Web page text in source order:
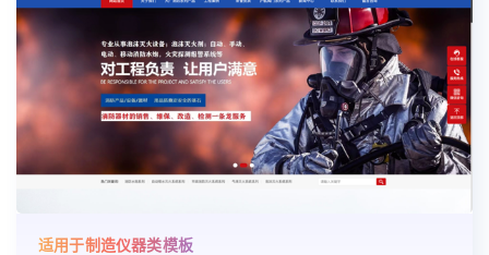
适用于制造仪器类模板